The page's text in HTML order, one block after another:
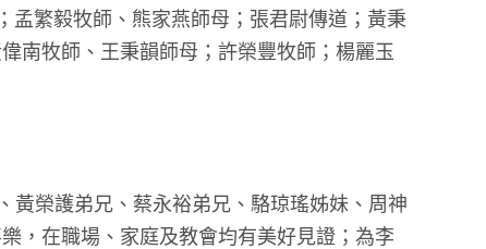
孟繁毅牧師、熊家燕師母；張君尉傳道；黃秉
南牧師、王秉韻師母；許榮豐牧師；楊麗玉
黃榮護弟兄、蔡永裕弟兄、駱琼瑤姊妹、周神
，在職場、家庭及教會均有美好見證；為李